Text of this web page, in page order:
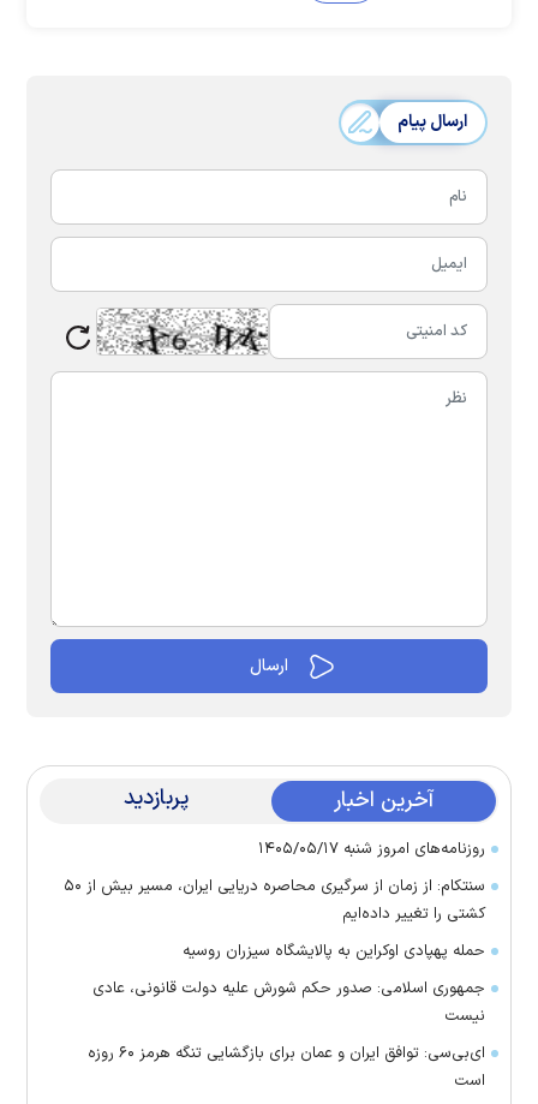
ارسال پیام
آخرین اخبار پربازدید
روزنامه‌های امروز شنبه ۱۴۰۵/۰۵/۱۷
سنتکام: از زمان از سرگیری محاصره دریایی ایران، مسیر بیش از ۵۰
کشتی را تغییر داده‌ایم
حمله پهپادی اوکراین به پالایشگاه سیزران روسیه
جمهوری اسلامی: صدور حکم شورش علیه دولت قانونی، عادی
نیست
ای‌بی‌سی: توافق ایران و عمان برای بازگشایی تنگه هرمز ۶۰ روزه
است